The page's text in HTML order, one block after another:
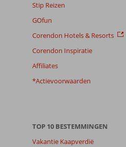
Kamers
7,5
Kindvriendelijk
7,8
Stip Reizen
GOfun
Corendon Hotels & Resorts
Corendon Inspiratie
Affiliates
*Actievoorwaarden
TOP 10 BESTEMMINGEN
Vakantie Kaapverdië